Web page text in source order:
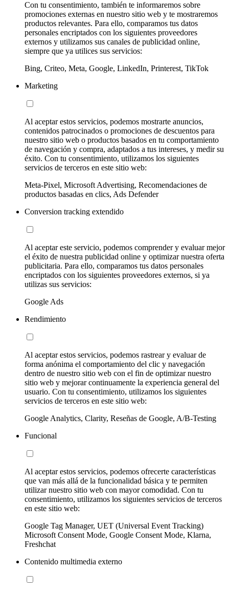
Con tu consentimiento, también te informaremos sobre
promociones externas en nuestro sitio web y te mostraremos
productos relevantes. Para ello, comparamos tus datos
personales encriptados con los siguientes proveedores
externos y utilizamos sus canales de publicidad online,
siempre que ya utilices sus servicios:
Bing, Criteo, Meta, Google, LinkedIn, Printerest, TikTok
Marketing
Al aceptar estos servicios, podemos mostrarte anuncios,
contenidos patrocinados o promociones de descuentos para
nuestro sitio web o productos basados en tu comportamiento
de navegación y compra, adaptados a tus intereses, y medir su
éxito. Con tu consentimiento, utilizamos los siguientes
servicios de terceros en este sitio web:
Meta-Pixel, Microsoft Advertising, Recomendaciones de
productos basadas en clics, Ads Defender
Conversion tracking extendido
Al aceptar este servicio, podemos comprender y evaluar mejor
el éxito de nuestra publicidad online y optimizar nuestra oferta
publicitaria. Para ello, comparamos tus datos personales
encriptados con los siguientes proveedores externos, si ya
utilizas sus servicios:
Google Ads
Rendimiento
Al aceptar estos servicios, podemos rastrear y evaluar de
forma anónima el comportamiento del clic y navegación
dentro de nuestro sitio web con el fin de optimizar nuestro
sitio web y mejorar continuamente la experiencia general del
usuario. Con tu consentimiento, utilizamos los siguientes
servicios de terceros en este sitio web:
Google Analytics, Clarity, Reseñas de Google, A/B-Testing
Funcional
Al aceptar estos servicios, podemos ofrecerte características
que van más allá de la funcionalidad básica y te permiten
utilizar nuestro sitio web con mayor comodidad. Con tu
consentimiento, utilizamos los siguientes servicios de terceros
en este sitio web:
Google Tag Manager, UET (Universal Event Tracking)
Microsoft Consent Mode, Google Consent Mode, Klarna,
Freshchat
Contenido multimedia externo